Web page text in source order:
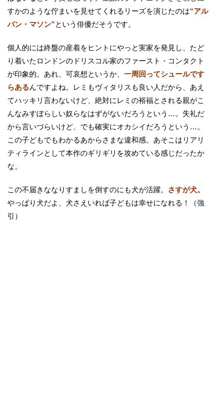
すかのような佇まいを見せてくれるリーズを演じたのは“アル
バン・マソン”という俳優だそうです。
個人的には終盤の産着をヒントにやっと実家を発見し、たど
り着いたロンドンのドリスコル家のファースト・コンタクト
が印象的。あれ、可哀想というか、 一周回ってシュールです
らあるんですよね。レミもヴィタリスも良い人だから、あえ
てハッキリ言わないけど、絶対にレミの裕福とされる親がこ
んなみすぼらしい奴らなはずがないだろうという…。失礼だ
から言いづらいけど、でも確実にオカシイだろうという…。
この子どもでもわかるあからさまな違和感。あそこはリアリ
ティラインとして本作のギリギリを攻めている感じだったか
な。
この不届きななりすましを倒すのにも犬が活躍。
さすが犬。
やっぱり犬だよ、犬さえいれば子どもは幸せになれる！（強
引）